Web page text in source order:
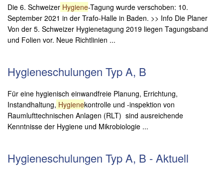
Die 6. Schweizer Hygiene-Tagung wurde verschoben: 10.
September 2021 in der Trafo-Halle in Baden. >> Info Die Planer
Von der 5. Schweizer Hygienetagung 2019 liegen Tagungsband
und Folien vor. Neue Richtlinien ...
Hygieneschulungen Typ A, B
Für eine hygienisch einwandfreie Planung, Errichtung,
Instandhaltung, Hygienekontrolle und -inspektion von
Raumlufttechnischen Anlagen (RLT) sind ausreichende
Kenntnisse der Hygiene und Mikrobiologie ...
Hygieneschulungen Typ A, B - Aktuell